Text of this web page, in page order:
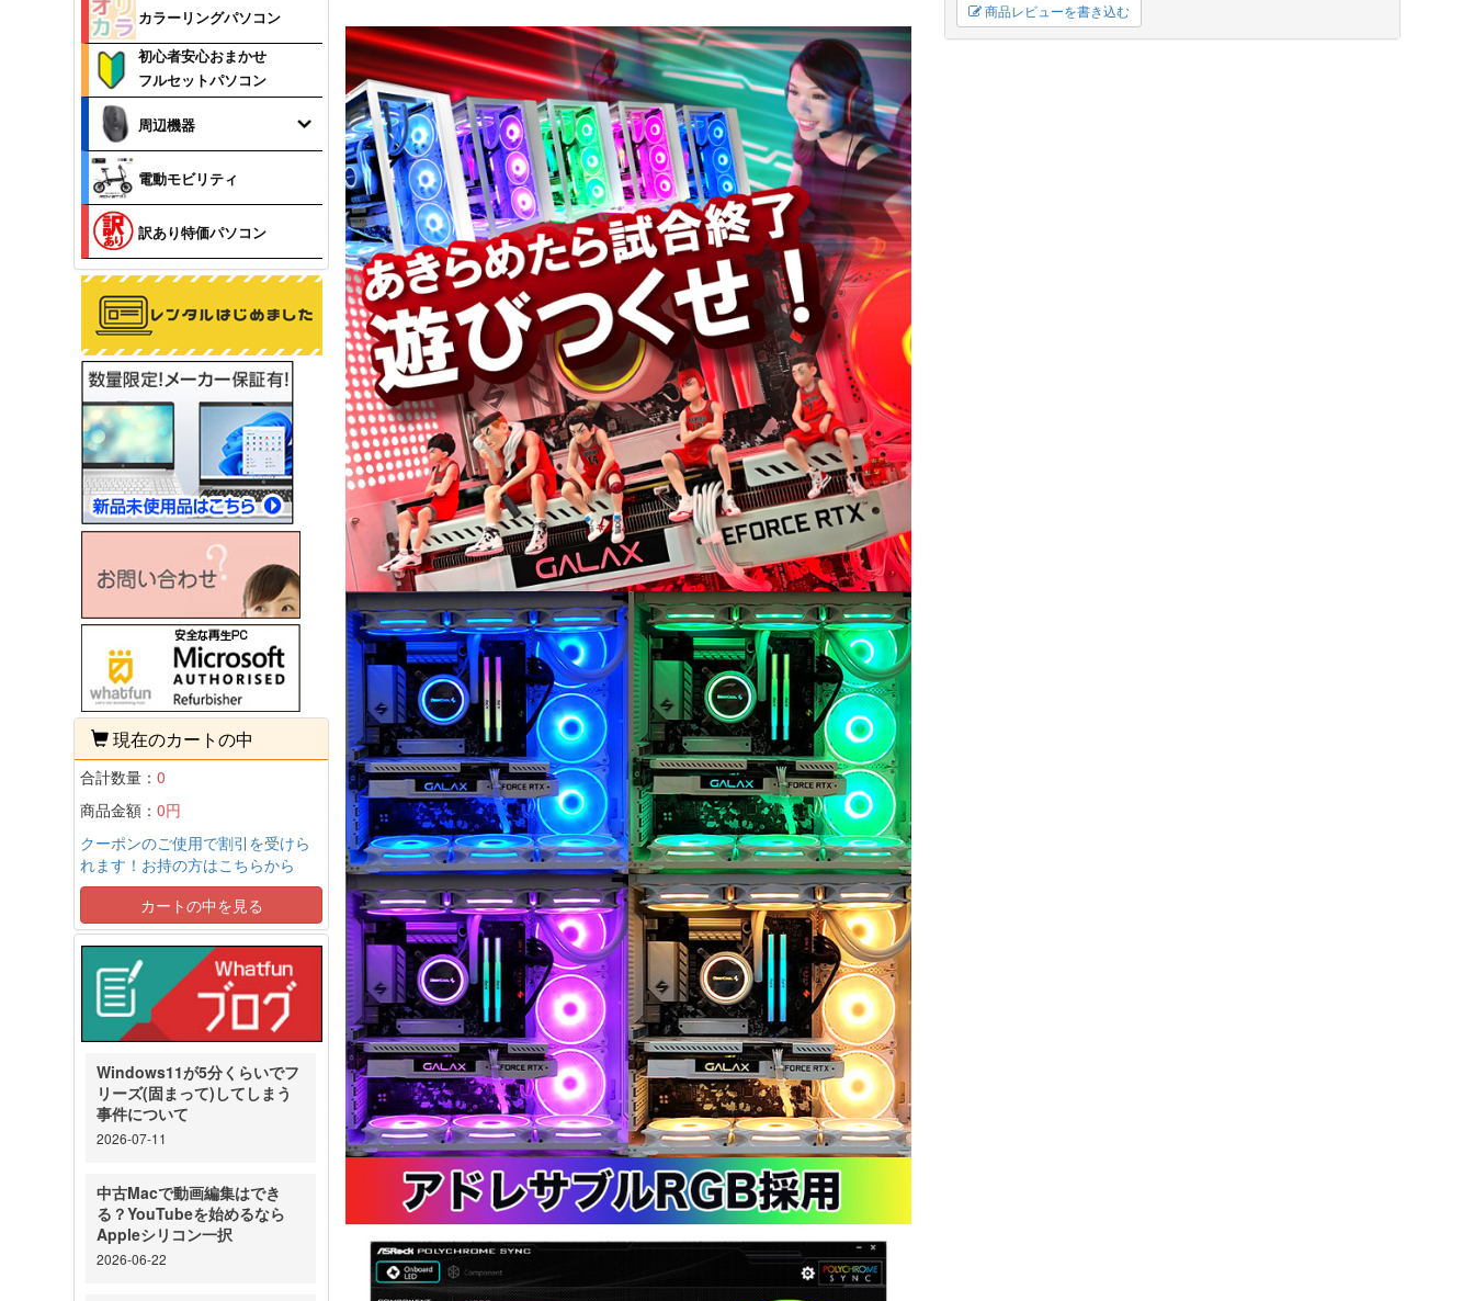
商品レビューを書き込む
カラーリングパソコン
初心者安心おまかせ
フルセットパソコン
周辺機器
電動モビリティ
訳あり特価パソコン
現在のカートの中
合計数量： 0
商品金額： 0円
クーポンのご使用で割引を受けら
れます！お持の方はこちらから
カートの中を見る
Windows11が5分くらいでフ
リーズ(固まって)してしまう
事件について
2026-07-11
中古Macで動画編集はでき
る？YouTubeを始めるなら
Appleシリコン一択
2026-06-22